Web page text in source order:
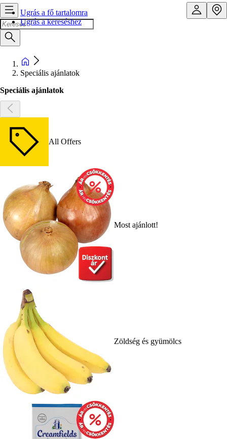
Ugrás a fő tartalomra
Ugrás a kereséshez
Speciális ajánlatok
Speciális ajánlatok
All Offers
Most ajánlott!
Zöldség és gyümölcs